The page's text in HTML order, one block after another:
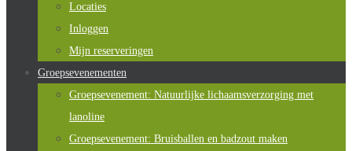
Locaties
Inloggen
Mijn reserveringen
Groepsevenementen
Groepsevenement: Natuurlijke lichaamsverzorging met
lanoline
Groepsevenement: Bruisballen en badzout maken